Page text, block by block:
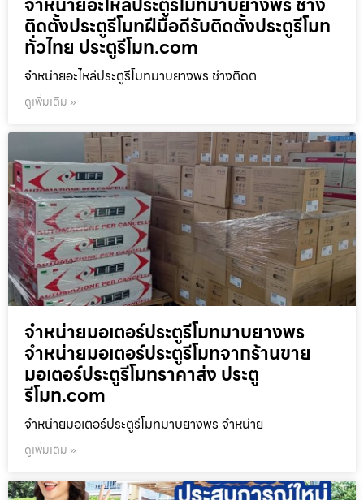
ติดตั้งประตูรีโมทฝีมือดีรับติดตั้งประตูรีโมท
ทั่วไทย ประตูรีโมท.com
จำหน่ายอะไหล่ประตูรีโมทมาบยางพร ช่างติดต
ดูเพิ่มเติม »
จำหน่ายมอเตอร์ประตูรีโมทมาบยางพร
จำหน่ายมอเตอร์ประตูรีโมทจากร้านขาย
มอเตอร์ประตูรีโมทราคาส่ง ประตู
รีโมท.com
จำหน่ายมอเตอร์ประตูรีโมทมาบยางพร จำหน่าย
ดูเพิ่มเติม »